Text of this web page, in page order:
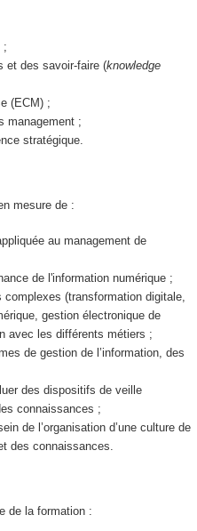
;
et des savoir-faire (knowledge
(ECM) ;
management ;
stratégique.
mesure de :
au management de
de l'information numérique ;
(transformation digitale,
gestion électronique de
avec les différents métiers ;
de gestion de l’information, des
des dispositifs de veille
connaissances ;
de l’organisation d’une culture de
des connaissances.
de la formation :